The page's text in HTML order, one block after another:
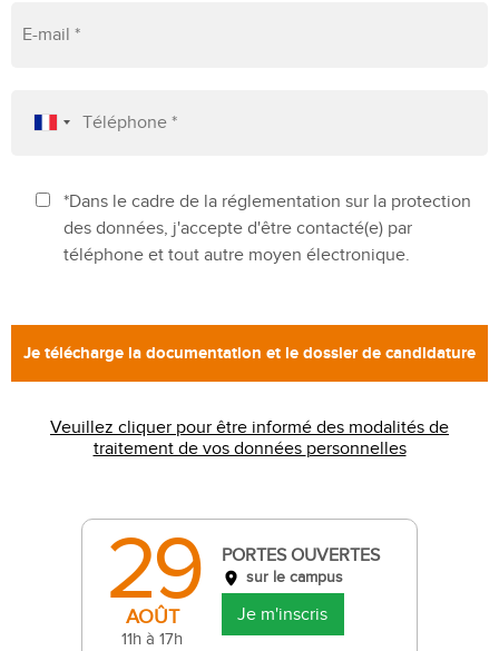
*Dans le cadre de la réglementation sur la protection
des données, j'accepte d'être contacté(e) par
téléphone et tout autre moyen électronique.
Veuillez cliquer pour être informé des modalités de
traitement de vos données personnelles
29
AOÛT
11h à 17h
PORTES OUVERTES
sur le campus
Je m'inscris